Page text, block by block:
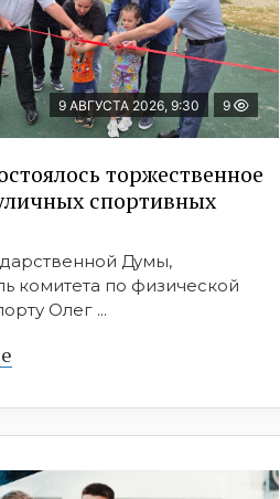
9 АВГУСТА 2026, 9:30 9
торжественное
спортивных
Думы,
комитета по физической
Олег ...